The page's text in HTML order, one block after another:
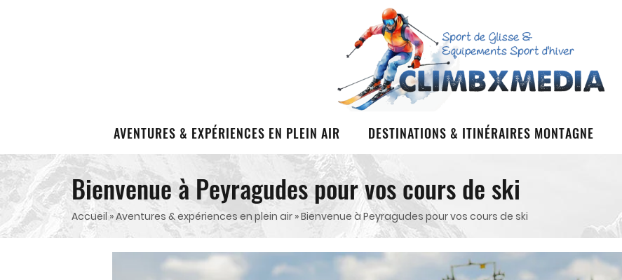
AVENTURES & EXPÉRIENCES EN PLEIN AIR DESTINATIONS & ITINÉRAIRES MONTAGNE
Bienvenue à Peyragudes pour vos cours de ski
Accueil»Aventures & expériences en plein air »Bienvenue à Peyragudes pour vos cours de ski